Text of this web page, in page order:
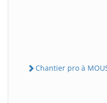
Chantier pro à